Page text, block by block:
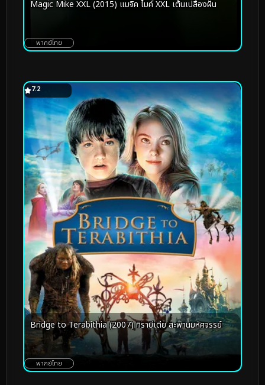
Magic Mike XXL (2015) แมจิค ไมค์ XXL เต้นเปลื้องฝัน
พากย์ไทย
7.2
Bridge to Terabithia (2007) ทิราบีเตีย สะพานมหัศจรรย์
พากย์ไทย